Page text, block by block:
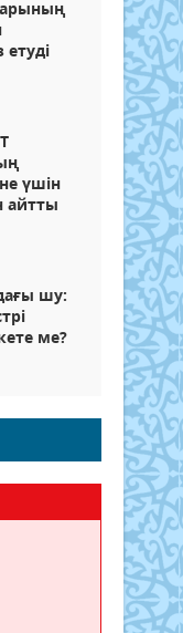
үшін
айтты
шу:
ме?